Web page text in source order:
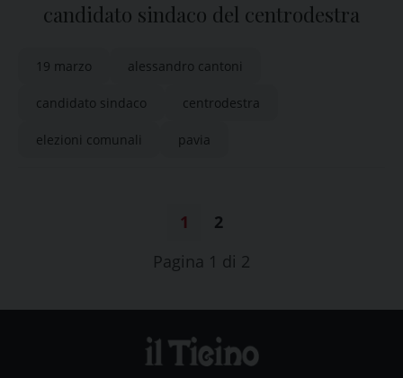
candidato sindaco del centrodestra
19 marzo alessandro cantoni
candidato sindaco centrodestra
elezioni comunali pavia
1
2
Pagina 1 di 2